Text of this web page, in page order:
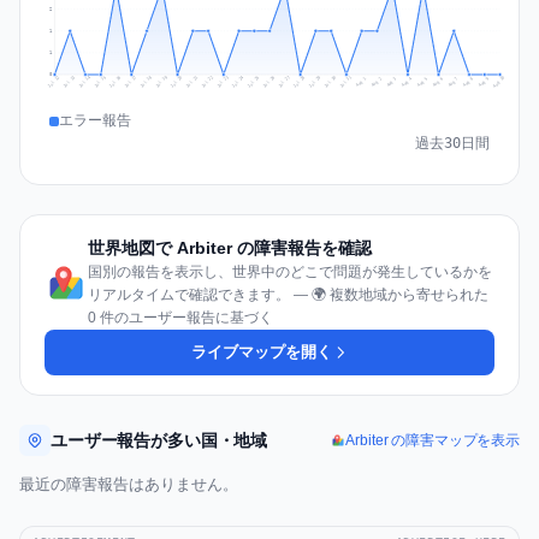
1
1
2
Jul 12 Jul 13 Jul 14 Jul 15 Jul 16 Jul 17 Jul 18 Jul 19 Jul 20 Jul 21 Jul 22 Jul 23 Jul 24 Jul 25 Jul 26 Jul 27 Jul 28 Jul 29 Jul 30 Jul 31 Aug 1 Aug 2 Aug 3 Aug 4 Aug 5 Aug 6 Aug 7 Aug 8 Aug 9 Aug 10
エラー報告
過去30日間
世界地図で Arbiter の障害報告を確認
国別の報告を表示し、世界中のどこで問題が発生しているかを
リアルタイムで確認できます。 — 🌍 複数地域から寄せられた
0 件のユーザー報告に基づく
ライブマップを開く
ユーザー報告が多い国・地域 Arbiter の障害マップを表示
最近の障害報告はありません。